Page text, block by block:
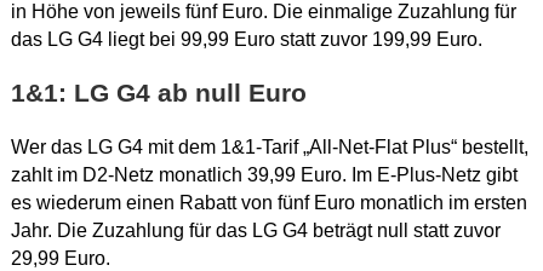
in Höhe von jeweils fünf Euro. Die einmalige Zuzahlung für
das LG G4 liegt bei 99,99 Euro statt zuvor 199,99 Euro.
1&1: LG G4 ab null Euro
Wer das LG G4 mit dem 1&1-Tarif „All-Net-Flat Plus“ bestellt,
zahlt im D2-Netz monatlich 39,99 Euro. Im E-Plus-Netz gibt
es wiederum einen Rabatt von fünf Euro monatlich im ersten
Jahr. Die Zuzahlung für das LG G4 beträgt null statt zuvor
29,99 Euro.